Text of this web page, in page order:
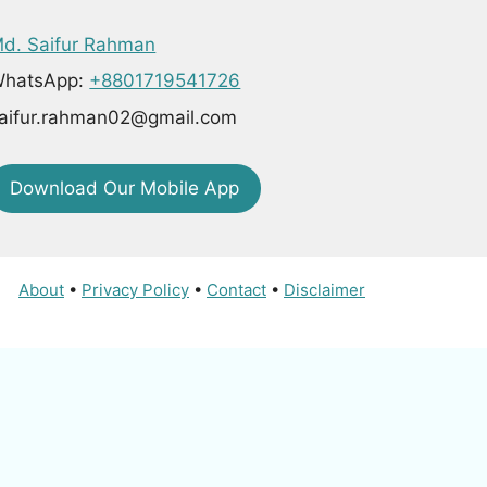
Saifur Rahman
+8801719541726
Download Our Mobile App
About • Privacy Policy • Contact • Disclaimer